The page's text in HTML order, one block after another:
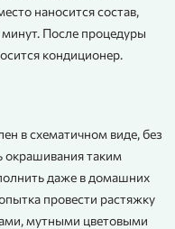
наносится состав,
После процедуры
кондиционер.
в схематичном виде, без
окрашивания таким
даже в домашних
провести растяжку
мутными цветовыми